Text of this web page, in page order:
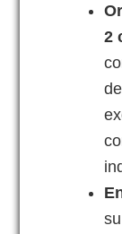
2